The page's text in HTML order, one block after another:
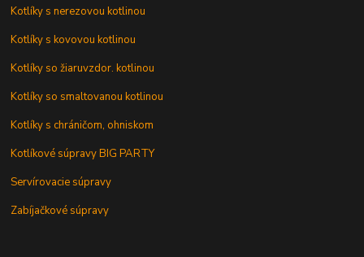
Kotlíky s nerezovou kotlinou
Kotlíky s kovovou kotlinou
Kotlíky so žiaruvzdor. kotlinou
Kotlíky so smaltovanou kotlinou
Kotlíky s chráničom, ohniskom
Kotlíkové súpravy BIG PARTY
Servírovacie súpravy
Zabíjačkové súpravy